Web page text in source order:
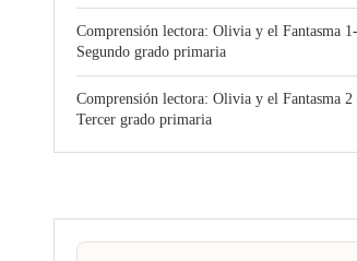
Comprensión lectora: Olivia y el Fantasma 1-
Segundo grado primaria
Comprensión lectora: Olivia y el Fantasma 2
Tercer grado primaria